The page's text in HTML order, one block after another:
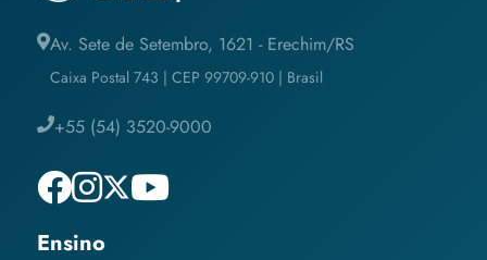
Av. Sete de Setembro, 1621 - Erechim/RS
Caixa Postal 743 | CEP 99709-910 | Brasil
+55 (54) 3520-9000
Ensino